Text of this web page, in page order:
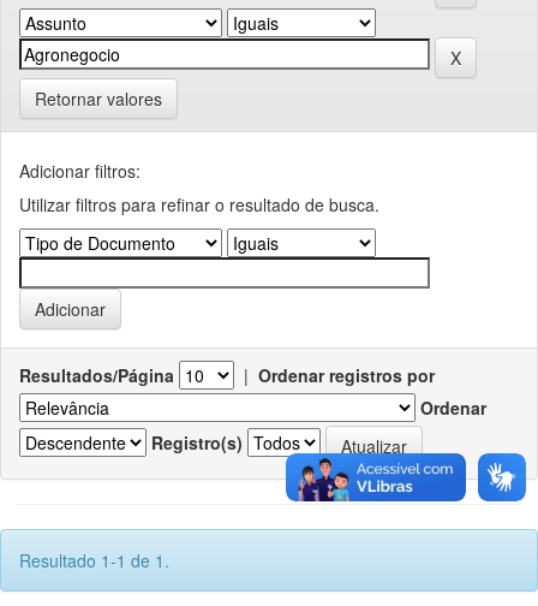
Retornar valores
Adicionar filtros:
Utilizar filtros para refinar o resultado de busca.
Resultados/Página | Ordenar registros por
Ordenar
Registro(s)
Resultado 1-1 de 1.